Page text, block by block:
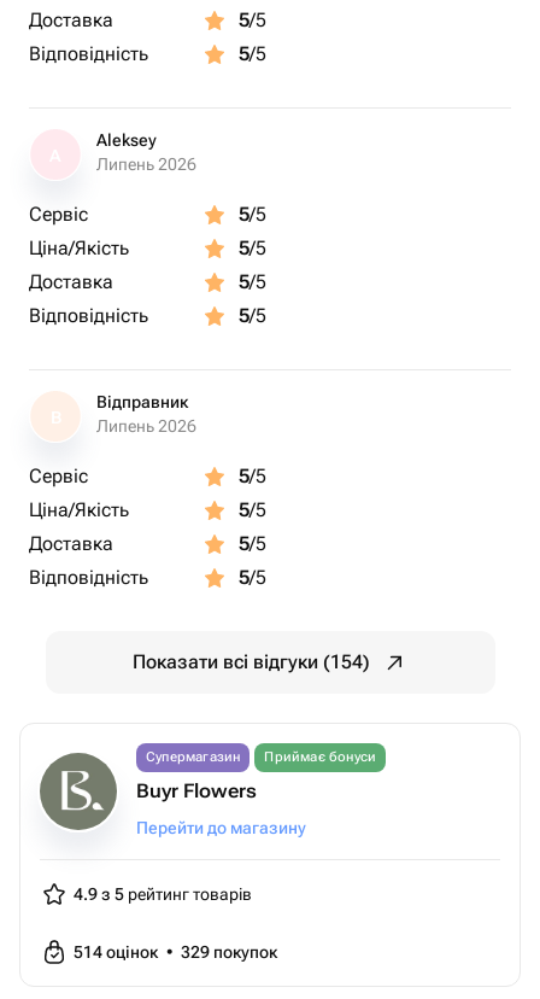
Доставка 5/5
Відповідність
5/5
Aleksey
Липень 2026
Сервіс 5/5
Ціна/Якість
5/5
Доставка
5/5
Відповідність
5/5
В
Відправник
Липень 2026
Сервіс 5/5
Ціна/Якість
5/5
Доставка
5/5
Відповідність
5/5
Показати всі відгуки (154)
Супермагазин Приймає бонуси
Buyr Flowers
Перейти до магазину
4.9 з 5 рейтинг товарів
514оцінок • 329 покупок